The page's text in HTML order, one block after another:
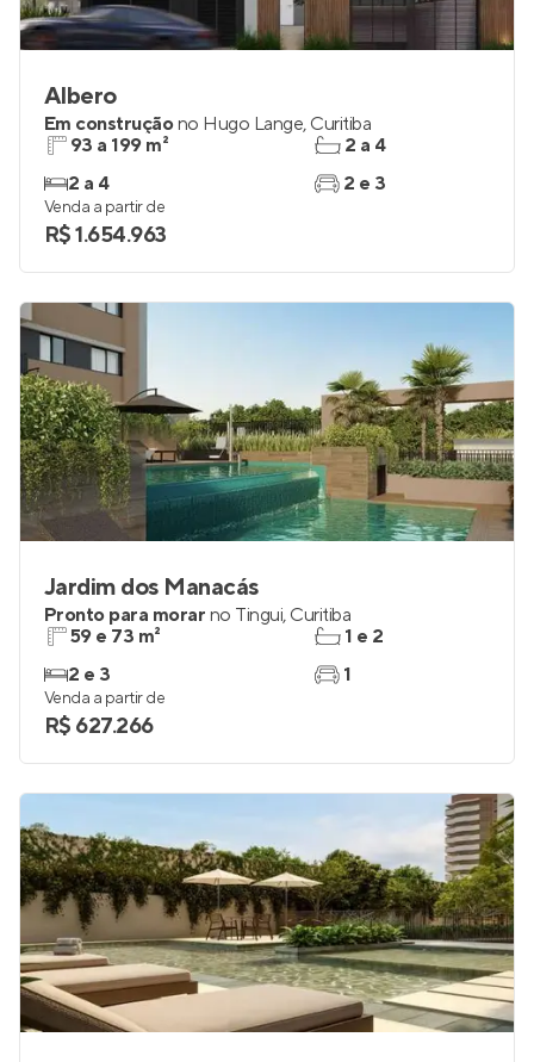
Albero
Em construçãono Hugo Lange, Curitiba
93 a 199 m²
2 a 4
2 a 4
2 e 3
Venda a partir de
R$ 1.654.963
Jardim dos Manacás
Pronto para morar no Tingui, Curitiba
59 e 73 m²
2 e 3
1 e 2
1
Venda a partir de
R$ 627.266